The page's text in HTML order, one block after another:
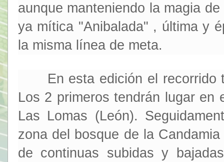
aunque manteniendo la magia
ya mítica "Anibalada" , última y
la misma línea de meta.
En esta edición el recorrido
Los 2 primeros tendrán lugar en
Las Lomas (León).
zona del bosque de la
de continuas subidas y